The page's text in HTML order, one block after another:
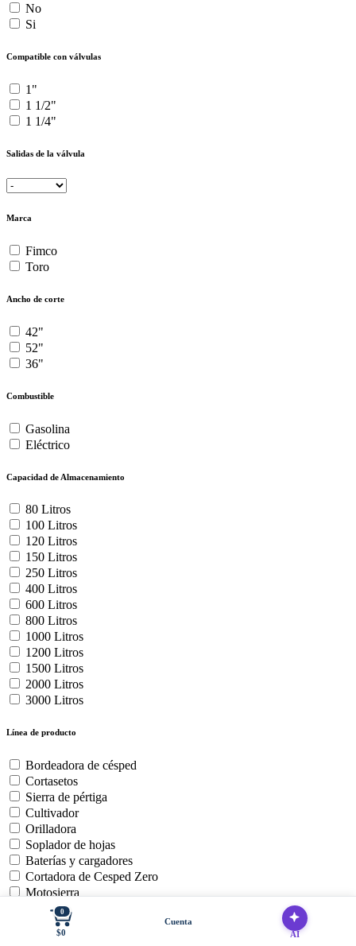
No
Si
Compatible con válvulas
1"
1 1/2"
1 1/4"
Salidas de la válvula
Marca
Fimco
Toro
Ancho de corte
42"
52"
36"
Combustible
Gasolina
Eléctrico
Capacidad de Almacenamiento
80 Litros
100 Litros
120 Litros
150 Litros
250 Litros
400 Litros
600 Litros
800 Litros
1000 Litros
1200 Litros
1500 Litros
2000 Litros
3000 Litros
Línea de producto
Bordeadora de césped
Cortasetos
Sierra de pértiga
Cultivador
Orilladora
Soplador de hojas
Baterías y cargadores
Cortadora de Cesped Zero
Motosierra
Uso del producto
0
$0
Cuenta
AI